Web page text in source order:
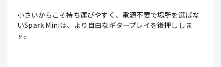
小さいからこそ持ち運びやすく、電源不要で場所を選ばな
いSpark Miniは、より自由なギタープレイを後押ししま
す。